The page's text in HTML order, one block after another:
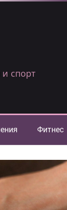
спорт
Фитнес